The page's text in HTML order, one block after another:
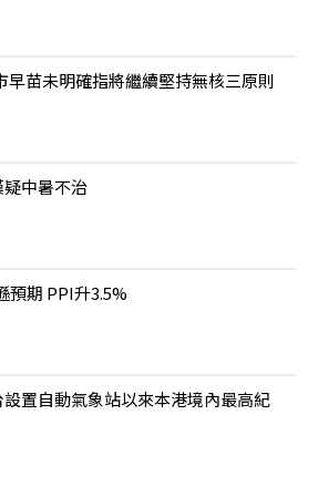
早苗未明確指將繼續堅持無核三原則
中暑不治
預期 PPI升3.5%
設置自動氣象站以來本港境內最高紀